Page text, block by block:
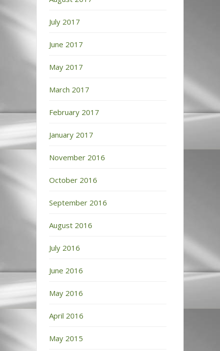
July 2017
June 2017
May 2017
March 2017
February 2017
January 2017
November 2016
October 2016
September 2016
August 2016
July 2016
June 2016
May 2016
April 2016
May 2015